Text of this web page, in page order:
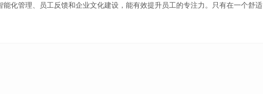
化管理、员工反馈和企业文化建设，能有效提升员工的专注力。只有在一个舒